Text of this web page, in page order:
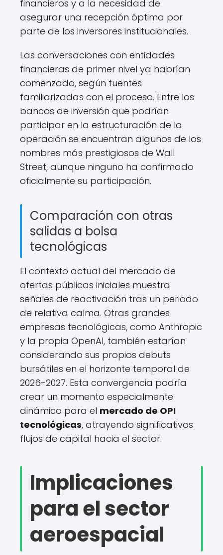
financieros y a la necesidad de
asegurar una recepción óptima por
parte de los inversores institucionales.
Las conversaciones con entidades
financieras de primer nivel ya habrían
comenzado, según fuentes
familiarizadas con el proceso. Entre los
bancos de inversión que podrían
participar en la estructuración de la
operación se encuentran algunos de los
nombres más prestigiosos de Wall
Street, aunque ninguno ha confirmado
oficialmente su participación.
Comparación con otras
salidas a bolsa
tecnológicas
El contexto actual del mercado de
ofertas públicas iniciales muestra
señales de reactivación tras un periodo
de relativa calma. Otras grandes
empresas tecnológicas, como Anthropic
y la propia OpenAI, también estarían
considerando sus propios debuts
bursátiles en el horizonte temporal de
2026-2027. Esta convergencia podría
crear un momento especialmente
dinámico para el mercado de OPI
tecnológicas, atrayendo significativos
flujos de capital hacia el sector.
Implicaciones
para el sector
aeroespacial